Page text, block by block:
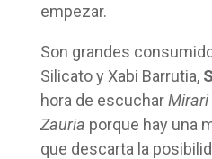
empezar.
Son grandes
Silicato y Xabi Barrutia,
hora de escucharMirari
Zauria porque hay una
que descarta la